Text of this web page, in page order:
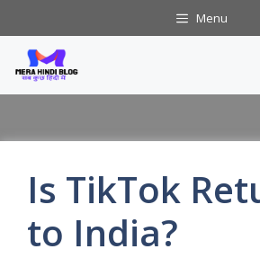
to
content
Menu
Is TikTok
to India?